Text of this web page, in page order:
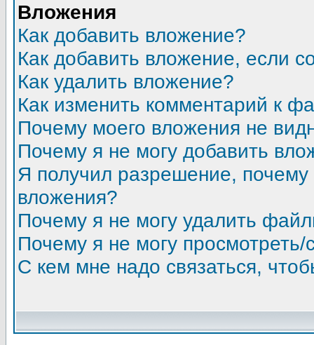
Вложения
Как добавить вложение?
Как добавить вложение, если
Как удалить вложение?
Как изменить комментарий к
Почему моего вложения не
Почему я не могу добавить
Я получил разрешение,
вложения?
Почему я не могу удалить
Почему я не могу просмотреть/
С кем мне надо связаться,